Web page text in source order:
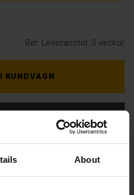
About
Ber. Leveranstid: 3 veckor
KUNDVAGN
OSS. KLICKA